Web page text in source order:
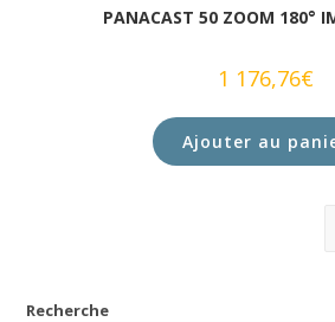
PANACAST 50 ZOOM 180°
1 176,76€
Ajouter au
Recherche